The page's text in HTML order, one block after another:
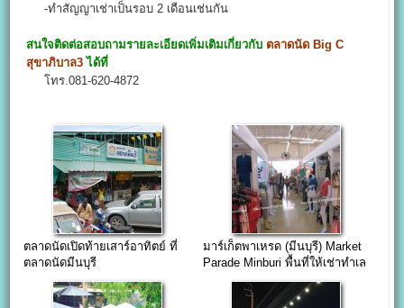
-ทำสัญญาเช่าเป็นรอบ 2 เดือนเช่นกัน
สนใจติดต่อสอบถามรายละเอียดเพิ่มเติมเกี่ยวกับ ตลาดนัด Big C
สุขาภิบาล3 ได้ที่
โทร.081-620-4872
ตลาดนัดเปิดท้ายเสาร์อาทิตย์ ที่
ตลาดนัดมีนบุรี
มาร์เก็ตพาเหรด (มีนบุรี) Market
Parade Minburi พื้นที่ให้เช่าทำเล